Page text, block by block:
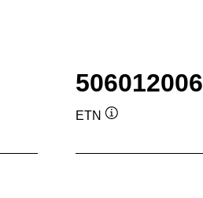
506012006
ETN